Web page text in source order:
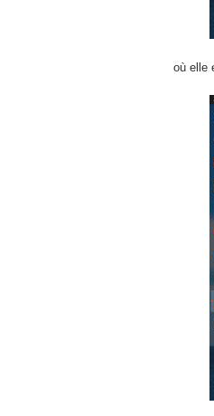
où elle